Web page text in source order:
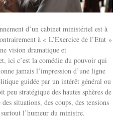
d’un cabinet ministériel est à
à « L’Exercice de l’Etat »
vision dramatique et
ici c’est la comédie du pouvoir qui
jamais l’impression d’une ligne
guidée par un intérêt général ou
peu stratégique des hautes sphères de
situations, des coups, des tensions
l’humeur du ministre.